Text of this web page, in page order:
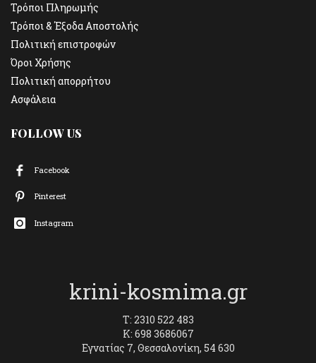
Τρόποι Πληρωμής
Τρόποι & Έξοδα Αποστολής
Πολιτική επιστροφών
Όροι Χρήσης
Πολιτική απορρήτου
Ασφάλεια
FOLLOW US
Facebook
Pinterest
Instagram
krini-kosmima.gr
T: 2310 522 483
K: 698 3686067
Εγνατίας 7, Θεσσαλονίκη, 54 630